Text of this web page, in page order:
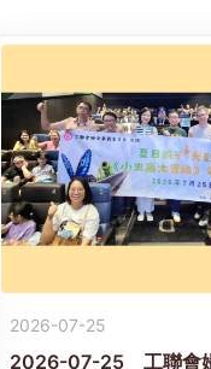
2026-07-25
2026-07-25 工聯會